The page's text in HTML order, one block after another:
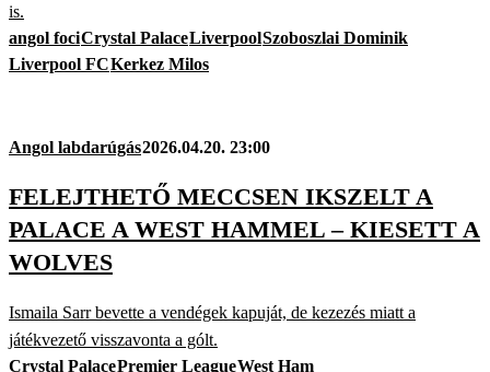
is.
angol fociCrystal PalaceLiverpoolSzoboszlai Dominik
Liverpool FCKerkez Milos
Angol labdarúgás2026.04.20. 23:00
FELEJTHETŐ MECCSEN IKSZELT A
PALACE A WEST HAMMEL – KIESETT A
WOLVES
Ismaila Sarr bevette a vendégek kapuját, de kezezés miatt a
játékvezető visszavonta a gólt.
Crystal PalacePremier LeagueWest Ham